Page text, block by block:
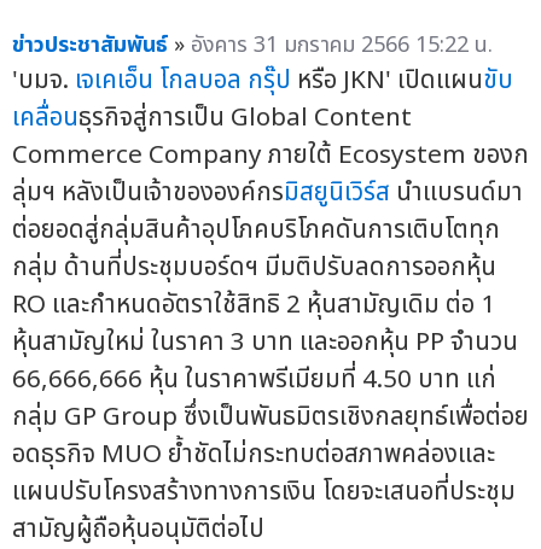
ข่าวประชาสัมพันธ์ » อังคาร 31 มกราคม 2566 15:22 น.
'บมจ. เจเคเอ็น โกลบอล กรุ๊ป หรือ JKN' เปิดแผนขับ
เคลื่อนธุรกิจสู่การเป็น Global Content
Commerce Company ภายใต้ Ecosystem ของก
ลุ่มฯ หลังเป็นเจ้าขององค์กรมิสยูนิเวิร์ส นำแบรนด์มา
ต่อยอดสู่กลุ่มสินค้าอุปโภคบริโภคดันการเติบโตทุก
กลุ่ม ด้านที่ประชุมบอร์ดฯ มีมติปรับลดการออกหุ้น
RO และกำหนดอัตราใช้สิทธิ 2 หุ้นสามัญเดิม ต่อ 1
หุ้นสามัญใหม่ ในราคา 3 บาท และออกหุ้น PP จำนวน
66,666,666 หุ้น ในราคาพรีเมียมที่ 4.50 บาท แก่
กลุ่ม GP Group ซึ่งเป็นพันธมิตรเชิงกลยุทธ์เพื่อต่อย
อดธุรกิจ MUO ย้ำชัดไม่กระทบต่อสภาพคล่องและ
แผนปรับโครงสร้างทางการเงิน โดยจะเสนอที่ประชุม
สามัญผู้ถือหุ้นอนุมัติต่อไป